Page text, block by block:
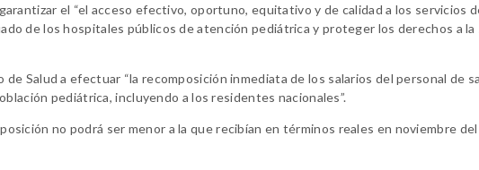
el “el acceso efectivo, oportuno, equitativo y de calidad a los servicios
de los hospitales públicos de atención pediátrica y proteger los derechos a la
Salud a efectuar “la recomposición inmediata de los salarios del personal de
pediátrica, incluyendo a los residentes nacionales”.
no podrá ser menor a la que recibían en términos reales en noviembre